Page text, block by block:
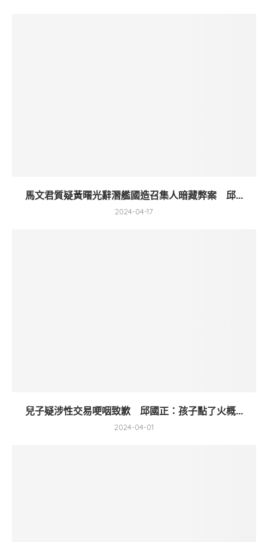
馬文君質疑黃曙光辭潛艦國造召集人暗藏弊案 邱...
2024-04-17
兒子疑涉性交易哽咽致歉 邱國正：孩子點了火概...
2024-04-01